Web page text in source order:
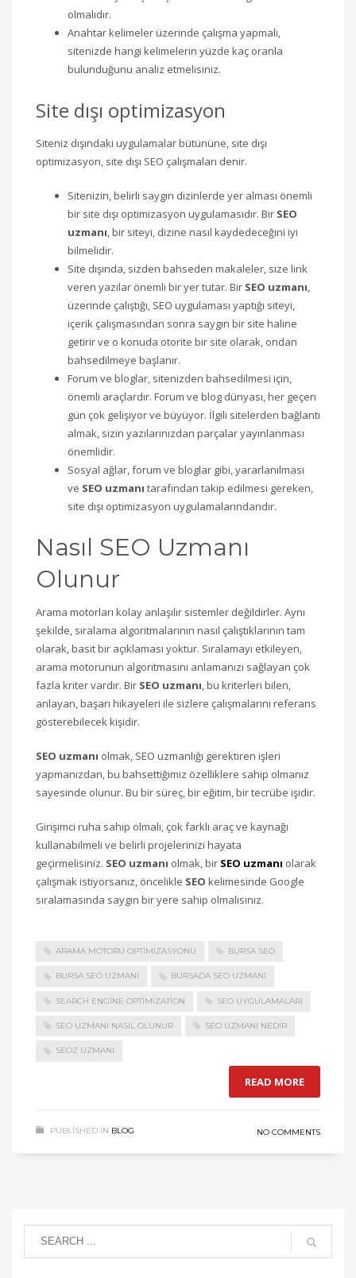
olmalıdır.
Anahtar kelimeler üzerinde çalışma yapmalı,
sitenizde hangi kelimelerin yüzde kaç oranla
bulunduğunu analiz etmelisiniz.
Site dışı optimizasyon
Siteniz dışındaki uygulamalar bütününe, site dışı
optimizasyon, site dışı SEO çalışmaları denir.
Sitenizin, belirli saygın dizinlerde yer alması önemli
bir site dışı optimizasyon uygulamasıdır. Bir SEO
uzmanı, bir siteyi, dizine nasıl kaydedeceğini iyi
bilmelidir.
Site dışında, sizden bahseden makaleler, size link
veren yazılar önemli bir yer tutar. Bir SEO uzmanı,
üzerinde çalıştığı, SEO uygulaması yaptığı siteyi,
içerik çalışmasından sonra saygın bir site haline
getirir ve o konuda otorite bir site olarak, ondan
bahsedilmeye başlanır.
Forum ve bloglar, sitenizden bahsedilmesi için,
önemli araçlardır. Forum ve blog dünyası, her geçen
gün çok gelişiyor ve büyüyor. İlgili sitelerden bağlantı
almak, sizin yazılarınızdan parçalar yayınlanması
önemlidir.
Sosyal ağlar, forum ve bloglar gibi, yararlanılması
ve SEO uzmanı tarafından takip edilmesi gereken,
site dışı optimizasyon uygulamalarındandır.
Nasıl SEO Uzmanı
Olunur
Arama motorları kolay anlaşılır sistemler değildirler. Aynı
şekilde, sıralama algoritmalarının nasıl çalıştıklarının tam
olarak, basit bir açıklaması yoktur. Sıralamayı etkileyen,
arama motorunun algoritmasını anlamanızı sağlayan çok
fazla kriter vardır. Bir SEO uzmanı, bu kriterleri bilen,
anlayan, başarı hikayeleri ile sizlere çalışmalarını referans
gösterebilecek kişidir.
SEO uzmanı olmak, SEO uzmanlığı gerektiren işleri
yapmanızdan, bu bahsettiğimiz özelliklere sahip olmanız
sayesinde olunur. Bu bir süreç, bir eğitim, bir tecrübe işidir.
Girişimci ruha sahip olmalı, çok farklı araç ve kaynağı
kullanabilmeli ve belirli projelerinizi hayata
geçirmelisiniz. SEO uzmanı olmak, bir SEO uzmanı olarak
çalışmak istiyorsanız, öncelikle SEO kelimesinde Google
sıralamasında saygın bir yere sahip olmalısınız.
ARAMA MOTORU OPTIMIZASYONU BURSA SEO
BURSA SEO UZMANI BURSADA SEO UZMANI
SEARCH ENGINE OPTIMIZATION SEO UYGULAMALARI
SEO UZMANI NASIL OLUNUR SEO UZMANI NEDIR
SEOZ UZMANI
READ MORE
PUBLISHED IN BLOG NO COMMENTS